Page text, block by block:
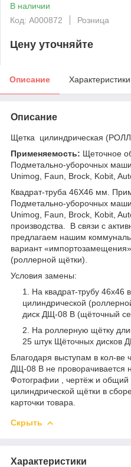
В наличии
Код: А000872
Розница
Цену уточняйте
Описание Характеристики
Описание
Щетка цилиндрическая
Применяемость: Щеточное
Подметально-уборочных
Unimog, Faun, Brock, Kobit,
Квадрат-труба 46Х46 мм.
Подметально-уборочных
Unimog, Faun, Brock, Kobit,
производства. В связи с
предлагаем нашим
вариант
(роллерной щётки).
Условия замены:
На квадрат-трубу 46х46
цилиндрической
диск ДЩ-08 В (щёточный
На роллерную щётку
25 штук Щёточных дисков
Благодаря выступам в кол-ве
ДЩ-08 В не проворачивается
Фотографии , чертёж и общий
цилиндрической щётки в
карточки товара.
Скрыть
Характеристики